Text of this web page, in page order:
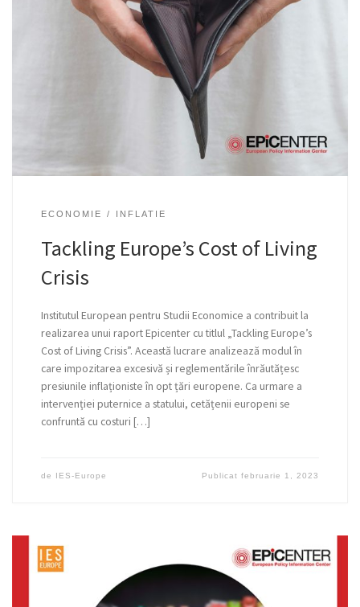
ECONOMIE INFLATIE
Tackling Europe’s Cost of Living
Crisis
Institutul European pentru Studii Economice a contribuit la
realizarea unui raport Epicenter cu titlul „Tackling Europe’s
Cost of Living Crisis”. Această lucrare analizează modul în
care impozitarea excesivă și reglementările înrăutățesc
presiunile inflaționiste în opt țări europene. Ca urmare a
intervenției puternice a statului, cetățenii europeni se
confruntă cu costuri […]
de IES-Europe Publicatfebruarie 1, 2023